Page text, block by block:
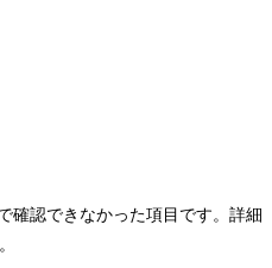
認できなかった項目です。詳細